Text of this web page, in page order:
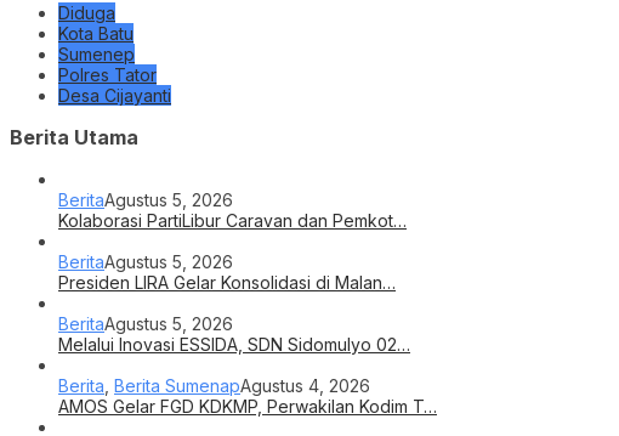
Diduga
Kota Batu
Sumenep
Polres Tator
Desa Cijayanti
Berita Utama
BeritaAgustus 5, 2026
Kolaborasi PartiLibur Caravan dan Pemkot…
BeritaAgustus 5, 2026
Presiden LIRA Gelar Konsolidasi di Malan…
BeritaAgustus 5, 2026
Melalui Inovasi ESSIDA, SDN Sidomulyo 02…
Berita Berita SumenapAgustus 4, 2026
AMOS Gelar FGD KDKMP, Perwakilan Kodim T…